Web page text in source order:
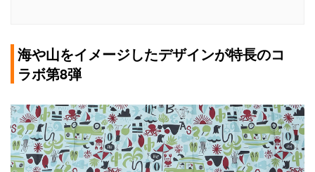
海や山をイメージしたデザインが特長のコ
ラボ第8弾